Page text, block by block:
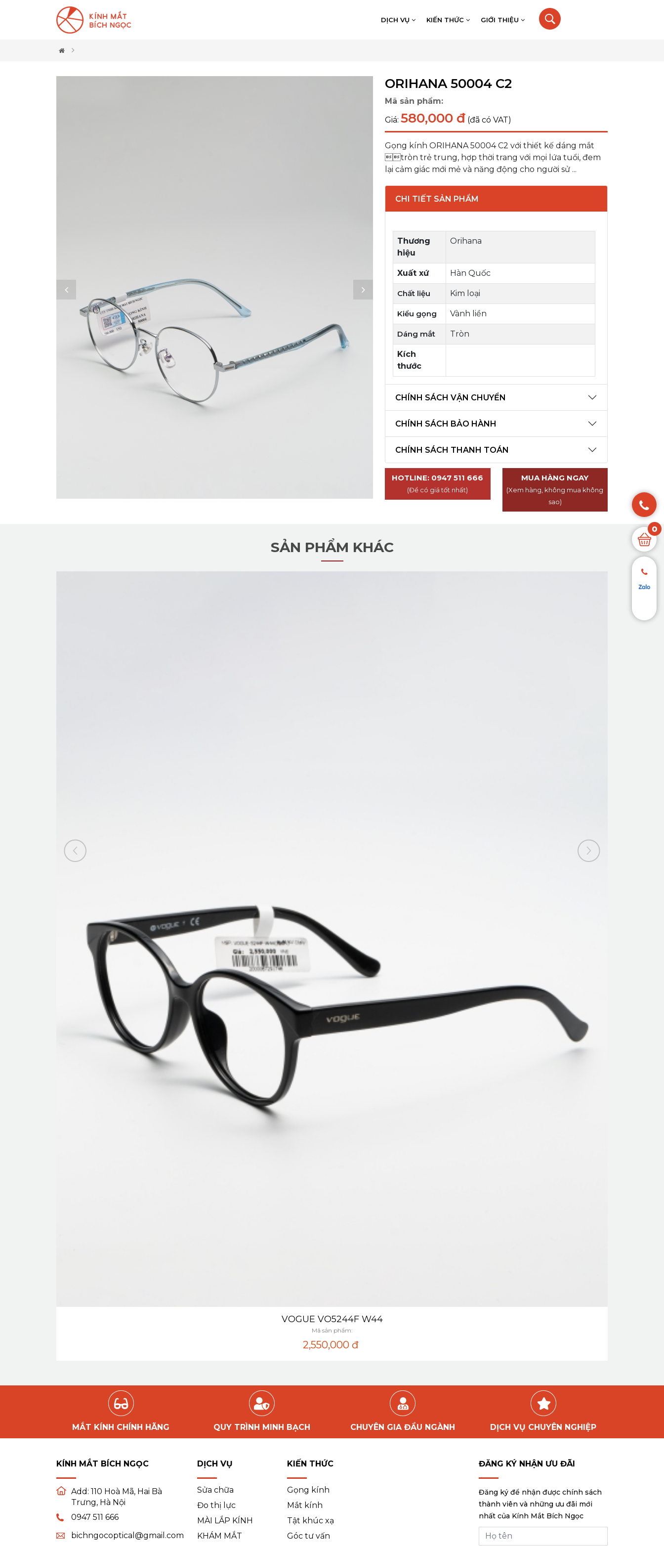
DỊCH VỤ KIẾN THỨC GIỚI THIỆU
ORIHANA 50004 C2
Mã sản phẩm:
Giá: 580,000 đ (đã có VAT)
Gọng kính ORIHANA 50004 C2 với thiết kế dáng mắt
tròn trẻ trung, hợp thời trang với mọi lứa tuổi, đem
lại cảm giác mới mẻ và năng động cho người sử ...
CHI TIẾT SẢN PHẨM
Thương
hiệu
Orihana
Xuất xứ Hàn Quốc
Chất liệu Kim loại
Kiểu gọng Vành liền
Dáng mắt Tròn
Kích
thước
CHÍNH SÁCH VẬN CHUYỂN
CHÍNH SÁCH BẢO HÀNH
CHÍNH SÁCH THANH TOÁN
HOTLINE: 0947 511 666
(Để có giá tốt nhất)
MUA HÀNG NGAY
(Xem hàng, không mua không
sao)
SẢN PHẨM KHÁC
Xem nhanh
VOGUE VO5244F W44
Mã sản phẩm:
2,550,000 đ
MẮT KÍNH CHÍNH HÃNG QUY TRÌNH MINH BẠCH CHUYÊN GIA ĐẦU NGÀNH DỊCH VỤ CHUYÊN NGHIỆP
KÍNH MẮT BÍCH NGỌC
Add: 110 Hoà Mã, Hai Bà
Trưng, Hà Nội
0947 511 666
bichngocoptical@gmail.com
DỊCH VỤ
Sửa chữa
Đo thị lực
MÀI LẮP KÍNH
KHÁM MẮT
KIẾN THỨC
Gọng kính
Mắt kính
Tật khúc xạ
Góc tư vấn
ĐĂNG KÝ NHẬN ƯU ĐÃI
Đăng ký để nhận được chính sách
thành viên và những ưu đãi mới
nhất của Kính Mắt Bích Ngọc
0